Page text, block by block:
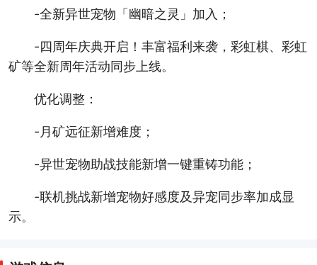
-全新异世宠物「幽暗之灵」加入；
-四周年庆典开启！丰富福利来袭，彩虹棋、彩虹
矿等全新周年活动同步上线。
优化调整：
-月矿远征新增难度；
-异世宠物助战技能新增一键重铸功能；
-联机挑战新增宠物好感度及异宠同步率加成显
示。